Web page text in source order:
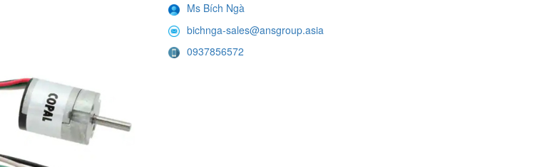
Ms Bích Ngà
bichnga-sales@ansgroup.asia
0937856572